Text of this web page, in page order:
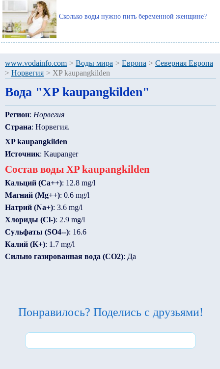
Сколько воды нужно пить беременной женщине?
www.vodainfo.com > Воды мира > Европа > Северная Европа
> Норвегия > XP kaupangkilden
Вода "XP kaupangkilden"
Регион: Норвегия
Страна: Норвегия.
XP kaupangkilden
Источник: Kaupanger
Состав воды XP kaupangkilden
Кальций (Ca++): 12.8 mg/l
Магний (Mg++): 0.6 mg/l
Натрий (Na+): 3.6 mg/l
Хлориды (Cl-): 2.9 mg/l
Сульфаты (SO4--): 16.6
Калий (K+): 1.7 mg/l
Сильно газированная вода (CO2): Да
Понравилось? Поделись с друзьями!